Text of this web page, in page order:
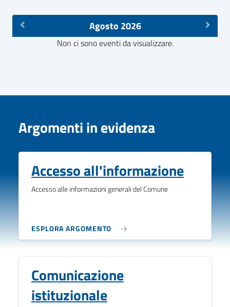
Agosto 2026
Non ci sono eventi da visualizzare.
Argomenti in evidenza
Accesso all'informazione
Accesso alle informazioni generali del Comune
ESPLORA ARGOMENTO
Comunicazione
istituzionale